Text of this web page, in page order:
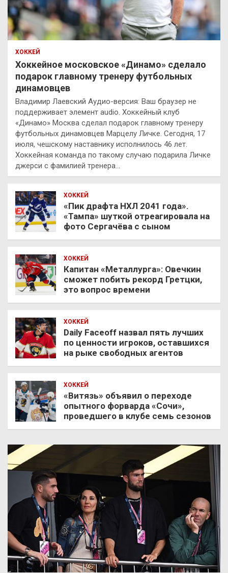
ХОККЕЙ
Хоккейное московское «Динамо» сделало
подарок главному тренеру футбольных
динамовцев
Владимир Лаевский Аудио-версия: Ваш браузер не
поддерживает элемент audio. Хоккейный клуб
«Динамо» Москва сделал подарок главному тренеру
футбольных динамовцев Марцелу Личке. Сегодня, 17
июля, чешскому наставнику исполнилось 46 лет.
Хоккейная команда по такому случаю подарила Личке
джерси с фамилией тренера…
ХОККЕЙ
«Пик драфта НХЛ 2041 года».
«Тампа» шуткой отреагировала на
фото Сергачёва с сыном
ХОККЕЙ
Капитан «Металлурга»: Овечкин
сможет побить рекорд Гретцки,
это вопрос времени
ХОККЕЙ
Daily Faceoff назвал пять лучших
по ценности игроков, оставшихся
на рыке свободных агентов
ХОККЕЙ
«Витязь» объявил о переходе
опытного форварда «Сочи»,
проведшего в клубе семь сезонов